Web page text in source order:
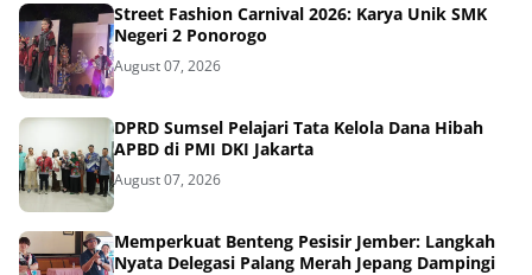
Street Fashion Carnival 2026: Karya Unik SMK
Negeri 2 Ponorogo
August 07, 2026
DPRD Sumsel Pelajari Tata Kelola Dana Hibah
APBD di PMI DKI Jakarta
August 07, 2026
Memperkuat Benteng Pesisir Jember: Langkah
Nyata Delegasi Palang Merah Jepang Dampingi